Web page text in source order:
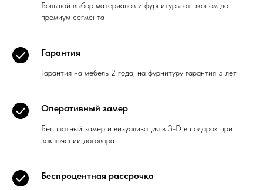
Большой выбор материалов и фурнитуры от эконом до
премиум сегмента
Гарантия
Гарантия на мебель 2 года, на фурнитуру гарантия 5 лет
Оперативный замер
Бесплатный замер и визуализация в 3-D в подарок при
заключении договора
Беспроцентная рассрочка